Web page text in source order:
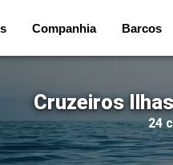
Companhia Barcos
Cruzeiros
24